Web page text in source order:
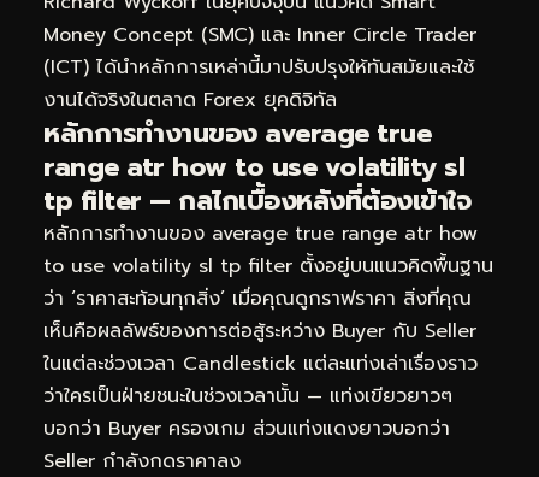
Money Concept (SMC) และ Inner Circle Trader
(ICT) ได้นำหลักการเหล่านี้มาปรับปรุงให้ทันสมัยและใช้
งานได้จริงในตลาด Forex ยุคดิจิทัล
หลักการทำงานของ average true
range atr how to use volatility sl
tp filter — กลไกเบื้องหลังที่ต้องเข้าใจ
หลักการทำงานของ average true range atr how
to use volatility sl tp filter ตั้งอยู่บนแนวคิดพื้นฐาน
ว่า ‘ราคาสะท้อนทุกสิ่ง’ เมื่อคุณดูกราฟราคา สิ่งที่คุณ
เห็นคือผลลัพธ์ของการต่อสู้ระหว่าง Buyer กับ Seller
ในแต่ละช่วงเวลา Candlestick แต่ละแท่งเล่าเรื่องราว
ว่าใครเป็นฝ่ายชนะในช่วงเวลานั้น — แท่งเขียวยาวๆ
บอกว่า Buyer ครองเกม ส่วนแท่งแดงยาวบอกว่า
Seller กำลังกดราคาลง